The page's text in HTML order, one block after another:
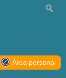
Àrea personal